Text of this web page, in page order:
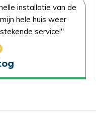
installatie van de
hele huis weer
service!"